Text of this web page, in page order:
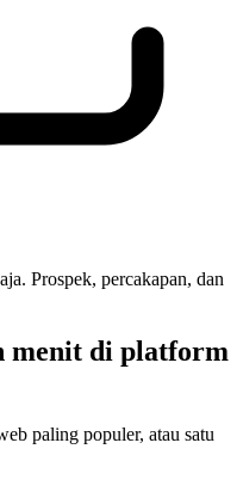
Prospek, percakapan, dan
menit di platform
paling populer, atau satu